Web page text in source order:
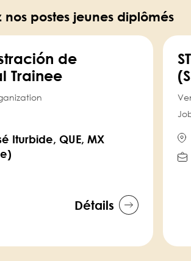
nos postes jeunes diplômés
de
Trainee
Iturbide, QUE, MX
Détails